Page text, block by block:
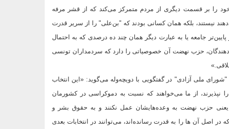
را بر قسمت دیگری از مردم متمرکز می‌کند که از قشر مرفه
نیستند، بلکه همان‌ کسانی بودند که "بن‌علی" را از سریر قدرت
جامعه یا به عبارت دیگر همان چند ده درصدی که به احتمال
حزب نهضت آن خصوصیاتی را دارد که سردمداران تونسی
ملی آزادی" در گفتگویی با دویچه‌وله می‌گوید: «این انتخاب
نپذیرند، از ما می‌خواهند که نسبت به دموکراسی در کشورمان
یعنی حزب نهضت به وعده‌هایشان عمل نکنند و به حقوق بشر و
اصل آن ها را به قدرت رساند‌ه‌اند، می‌توانند در انتخابات بعدی